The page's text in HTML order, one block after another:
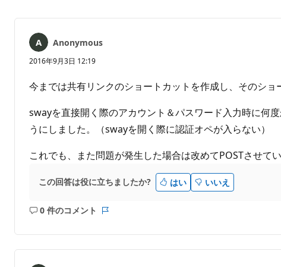
ま
んAnonymous
2016年9月3日 12:19
今までは共有リンクのショートカットを作成し、そのシ
swayを直接開く際のアカウント＆パスワード入力時に何
うにしました。（swayを開く際に認証オペが入らない）
これでも、また問題が発生した場合は改めてPOSTさせてい
この回答は役に立ちましたか? はい いいえ
0 件のコメント
コ
ト
ト